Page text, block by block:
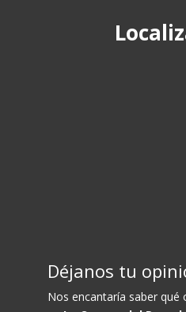
Déjanos tu
Nos encantaría saber qué